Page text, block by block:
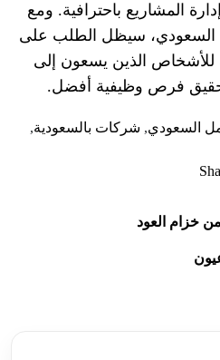
المشاريع باحترافية. ومع
السعودي، سيظل الطلب على
للأشخاص الذين يسعون إلى
فرص وظيفية أفضل.
السعودي, شركات بالسعودية,
خزام العود